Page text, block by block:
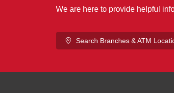
We are here to provide helpful
Search Branches & ATM